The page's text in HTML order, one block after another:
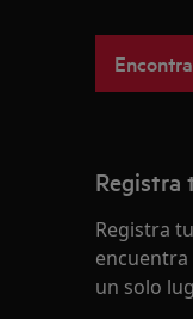
Registra
Registra
un solo